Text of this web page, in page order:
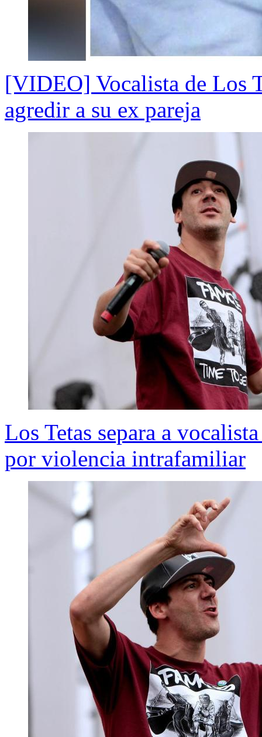
[VIDEO] Vocalista de Los
agredir a su ex pareja
Los Tetas separa a
por violencia intrafamiliar